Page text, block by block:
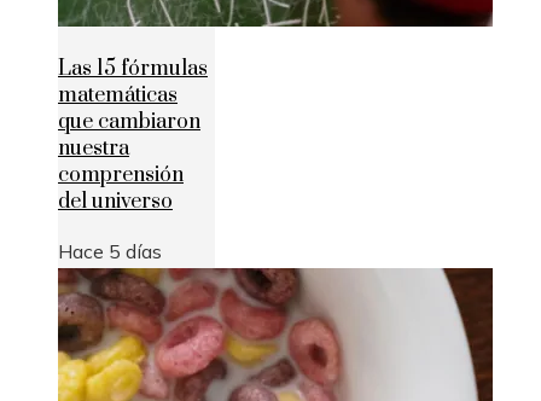
Las 15 fórmulas
matemáticas
que cambiaron
nuestra
comprensión
del universo
Hace 5 días